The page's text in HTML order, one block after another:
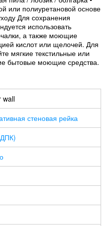
или полиуретановой основе
Для сохранения
использовать
а также моющие
кислот или щелочей. Для
мягкие текстильные или
бытовые моющие средства.
wall
стеновая рейка